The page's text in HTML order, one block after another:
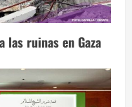
las ruinas en Gaza